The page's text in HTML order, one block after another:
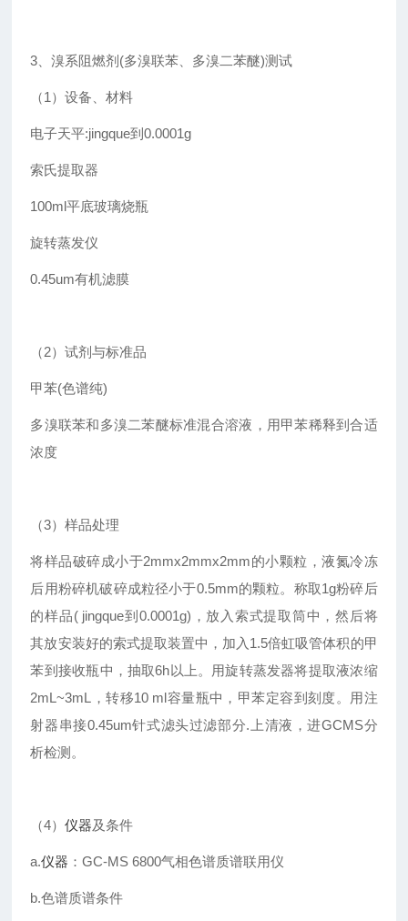
3、溴系阻燃剂(多溴联苯、多溴二苯醚)测试
（1）设备、材料
电子天平:jingque到0.0001g
索氏提取器
100ml平底玻璃烧瓶
旋转蒸发仪
0.45um有机滤膜
（2）试剂与标准品
甲苯(色谱纯)
多溴联苯和多溴二苯醚标准混合溶液，用甲苯稀释到合适
浓度
（3）样品处理
将样品破碎成小于2mmx2mmx2mm的小颗粒，液氮冷冻
后用粉碎机破碎成粒径小于0.5mm的颗粒。称取1g粉碎后
的样品( jingque到0.0001g)，放入索式提取筒中，然后将
其放安装好的索式提取装置中，加入1.5倍虹吸管体积的甲
苯到接收瓶中，抽取6h以上。用旋转蒸发器将提取液浓缩
2mL~3mL，转移10 ml容量瓶中，甲苯定容到刻度。用注
射器串接0.45um针式滤头过滤部分.上清液，进GCMS分
析检测。
（4）仪器及条件
a.仪器 ：GC-MS 6800气相色谱质谱联用仪
b.色谱质谱条件